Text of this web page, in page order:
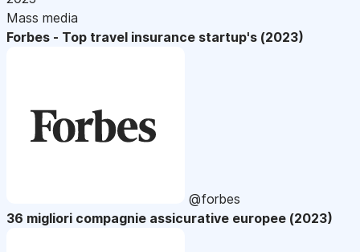
Mass media
Forbes - Top travel insurance startup's (2023)
@forbes
36 migliori compagnie assicurative europee (2023)